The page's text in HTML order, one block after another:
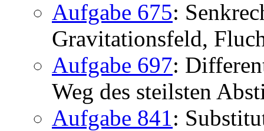
Aufgabe 675:
Gravitationsfeld,
Aufgabe 697:
Weg des steilsten
Aufgabe 841: